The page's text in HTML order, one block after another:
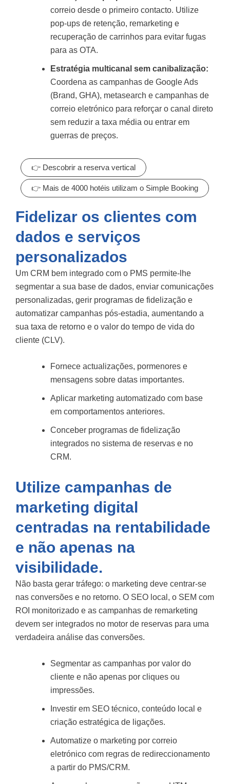
correio desde o primeiro contacto. Utilize
pop-ups de retenção, remarketing e
recuperação de carrinhos para evitar fugas
para as OTA.
Estratégia multicanal sem canibalização:
Coordena as campanhas de Google Ads
(Brand, GHA), metasearch e campanhas de
correio eletrónico para reforçar o canal direto
sem reduzir a taxa média ou entrar em
guerras de preços.
👉 Descobrir a reserva vertical
👉 Mais de 4000 hotéis utilizam o Simple Booking
Fidelizar os clientes com
dados e serviços
personalizados
Um CRM bem integrado com o PMS permite-lhe
segmentar a sua base de dados, enviar comunicações
personalizadas, gerir programas de fidelização e
automatizar campanhas pós-estadia, aumentando a
sua taxa de retorno e o valor do tempo de vida do
cliente (CLV).
Fornece actualizações, pormenores e
mensagens sobre datas importantes.
Aplicar marketing automatizado com base
em comportamentos anteriores.
Conceber programas de fidelização
integrados no sistema de reservas e no
CRM.
Utilize campanhas de
marketing digital
centradas na rentabilidade
e não apenas na
visibilidade.
Não basta gerar tráfego: o marketing deve centrar-se
nas conversões e no retorno. O SEO local, o SEM com
ROI monitorizado e as campanhas de remarketing
devem ser integrados no motor de reservas para uma
verdadeira análise das conversões.
Segmentar as campanhas por valor do
cliente e não apenas por cliques ou
impressões.
Investir em SEO técnico, conteúdo local e
criação estratégica de ligações.
Automatize o marketing por correio
eletrónico com regras de redireccionamento
a partir do PMS/CRM.